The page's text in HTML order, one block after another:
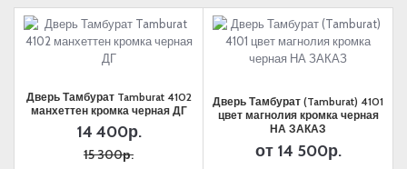
Дверь Тамбурат Tamburat 4102
манхеттен кромка черная ДГ
14 400р.
15 300р.
Дверь Тамбурат (Tamburat) 4101
цвет магнолия кромка черная
НА ЗАКАЗ
от 14 500р.